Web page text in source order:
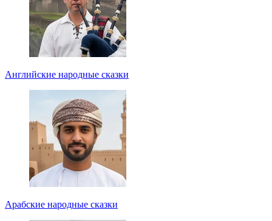
Английские народные сказки
Арабские народные сказки